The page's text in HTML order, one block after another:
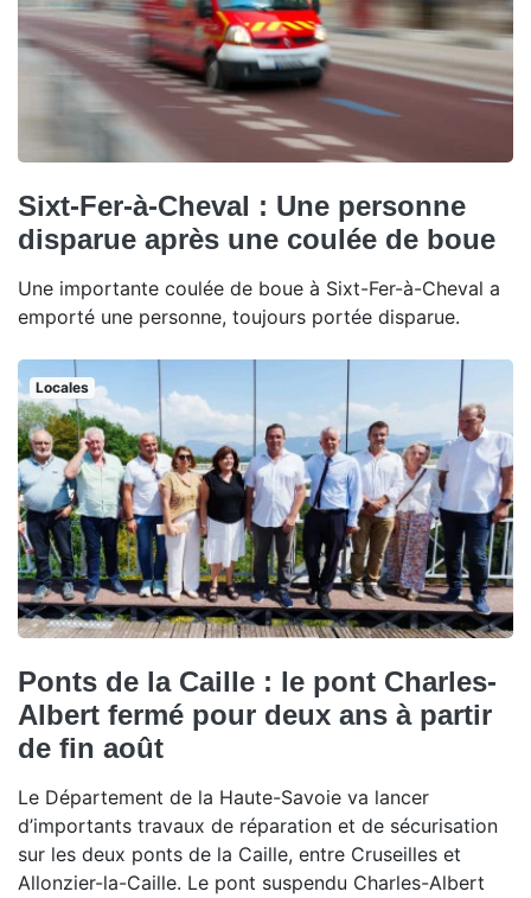
Sixt-Fer-à-Cheval : Une personne
disparue après une coulée de boue
Une importante coulée de boue à Sixt-Fer-à-Cheval a
emporté une personne, toujours portée disparue.
Locales
Ponts de la Caille : le pont Charles-
Albert fermé pour deux ans à partir
de fin août
Le Département de la Haute-Savoie va lancer
d’importants travaux de réparation et de sécurisation
sur les deux ponts de la Caille, entre Cruseilles et
Allonzier-la-Caille. Le pont suspendu Charles-Albert